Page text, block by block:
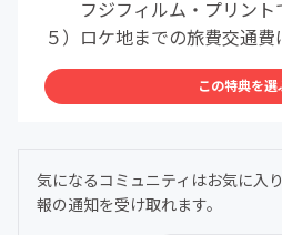
フジフィルム・プリント
５）ロケ地までの旅費交通
この特典を選
気になるコミュニティはお気に入
報の通知を受け取れます。